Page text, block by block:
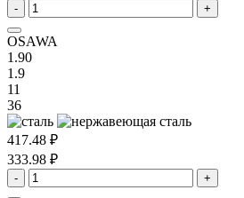
- +
OSAWA
1.90
1.9
11
36
417.48 ₽
333.98 ₽
- +